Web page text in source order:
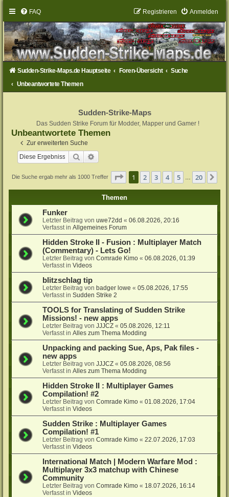
FAQ Anmelden
Registrieren
Sudden-Strike-Maps.de Hauptseite Foren-Übersicht
Suche
Unbeantwortete Themen
Sudden-Strike-Maps
Das Sudden Strike Forum für Modder, Mapper und Gamer !
Unbeantwortete Themen
Zur erweiterten Suche
Suche
Die Suche ergab mehr als 1000 Treffer Seite 1von 20
1 2 3 4 5 20
Themen
Funker
Letzter Beitrag vonuwe72dd «06.08.2026, 20:16
Verfasst inAllgemeines Forum
Hidden Stroke II - Fusion : Multiplayer Match
(Commentary) - Lets Go!
Letzter Beitrag vonComrade Kimo «06.08.2026, 01:39
Verfasst inVideos
blitzschlag tip
Letzter Beitrag vonbadger lowe «05.08.2026, 17:55
Verfasst inSudden Strike 2
TOOLS for Translating of Sudden Strike
Missions! - new apps
Letzter Beitrag vonJJJCZ «05.08.2026, 12:11
Verfasst inAlles zum Thema Modding
Unpacking and packing Sue, Aps, Pak files -
new apps
Letzter Beitrag vonJJJCZ «05.08.2026, 08:56
Verfasst inAlles zum Thema Modding
Hidden Stroke II : Multiplayer Games
Compilation! #2
Letzter Beitrag vonComrade Kimo «01.08.2026, 17:04
Verfasst inVideos
Sudden Strike : Multiplayer Games
Compilation! #1
Letzter Beitrag vonComrade Kimo «22.07.2026, 17:03
Verfasst inVideos
International Match | Modern Warfare Mod :
Multiplayer 3x3 matchup with Chinese
Community
Letzter Beitrag vonComrade Kimo « 18.07.2026, 16:14
Verfasst inVideos